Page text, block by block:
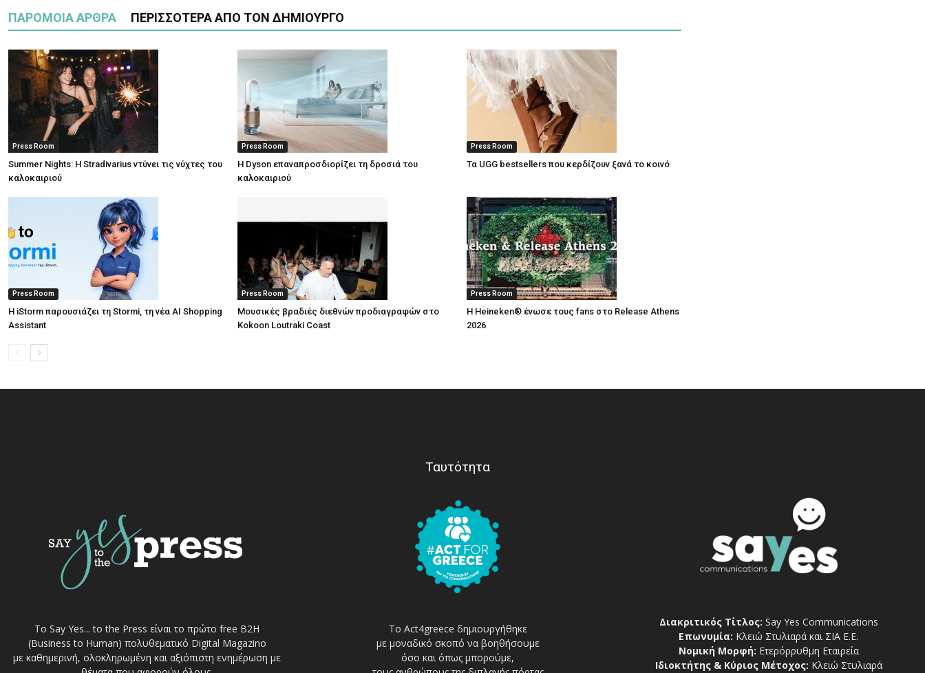
ΠΑΡΟΜΟΙΑ ΑΡΘΡΑ ΠΕΡΙΣΣΟΤΕΡΑ ΑΠΟ ΤΟΝ ΔΗΜΙΟΥΡΓΟ
Press Room
Summer Nights: Η Stradivarius ντύνει τις νύχτες του
καλοκαιριού
Press Room
Η Dyson επαναπροσδιορίζει τη δροσιά του
καλοκαιριού
Press Room
Τα UGG bestsellers που κερδίζουν ξανά το κοινό
Press Room
Η iStorm παρουσιάζει τη Stormi, τη νέα AI Shopping
Assistant
Press Room
Μουσικές βραδιές διεθνών προδιαγραφών στο
Kokoon Loutraki Coast
Press Room
Η Heineken® ένωσε τους fans στο Release Athens
2026
Το Say Yes... to the Press είναι το πρώτο free Β2Η
(Business to Human) πολυθεματικό Digital Magazino
με καθημερινή, ολοκληρωμένη και αξιόπιστη ενημέρωση με
Ταυτότητα
Το Act4greece δημιουργήθηκε
με μοναδικό σκοπό να βοηθήσουμε
όσο και όπως μπορούμε,
Διακριτικός Τίτλος: Say Yes Communications
Επωνυμία: Κλειώ Στυλιαρά και ΣΙΑ Ε.Ε.
Νομική Μορφή: Ετερόρρυθμη Εταιρεία
Ιδιοκτήτης & Κύριος Μέτοχος: Κλειώ Στυλιαρά